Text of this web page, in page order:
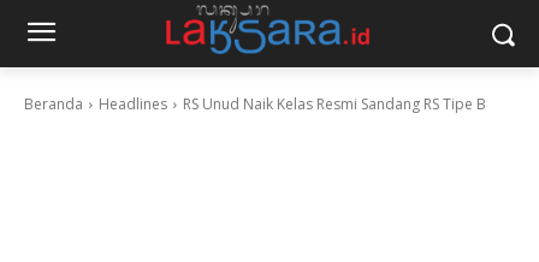
Beranda Headlines RS Unud Naik Kelas Resmi Sandang RS Tipe B